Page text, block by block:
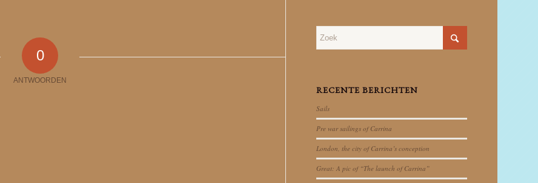
0
ANTWOORDEN
RECENTE BERICHTEN
Sails
Pre war sailings of Carrina
London, the city of Carrina’s conception
Great: A pic of “The launch of Carrina”